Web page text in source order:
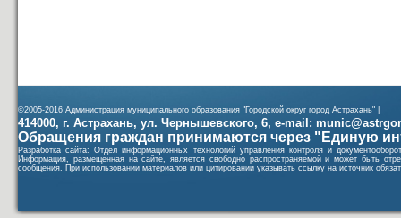
©2005-2016 Администрация муниципального образования "Городской округ город Астрахань" |
414000, г. Астрахань, ул. Чернышевского, 6, e-mail:
Обращения граждан принимаются через "Единую
Разработка сайта: Отдел информационных технологий управления контроля и
Информация, размещенная на сайте, является свободно распространяемой и может быть
сообщения. При использовании материалов или цитировании указывать ссылку на источник